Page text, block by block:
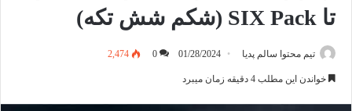
تا SIX Pack (شکم شش تکه)
تیم محتوا سالم پدیا 01/28/2024
0
2,474
خواندن این مطلب 4 دقیقه زمان میبرد